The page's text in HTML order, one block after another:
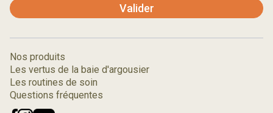
Nos produits
Les vertus de la baie d'argousier
Les routines de soin
Questions fréquentes
Valider